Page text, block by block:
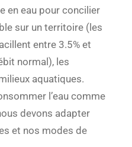
en eau pour concilier
sur un territoire (les
entre 3.5% et
normal), les
aquatiques.
l’eau comme
devons adapter
et nos modes de